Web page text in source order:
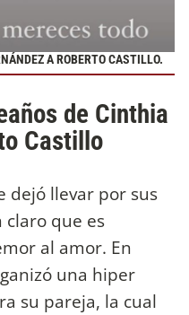
A ROBERTO CASTILLO.
de Cinthia
Castillo
dejó llevar por sus
que es
al amor. En
una hiper
su pareja, la cual